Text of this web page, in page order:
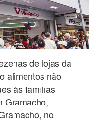
de lojas da
alimentos não
às famílias
Gramacho,
no